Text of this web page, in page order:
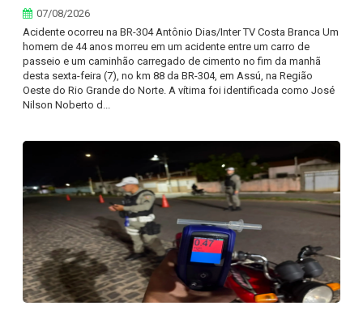
07/08/2026
Acidente ocorreu na BR-304 Antônio Dias/Inter TV Costa Branca Um
homem de 44 anos morreu em um acidente entre um carro de
passeio e um caminhão carregado de cimento no fim da manhã
desta sexta-feira (7), no km 88 da BR-304, em Assú, na Região
Oeste do Rio Grande do Norte. A vítima foi identificada como José
Nilson Noberto d...